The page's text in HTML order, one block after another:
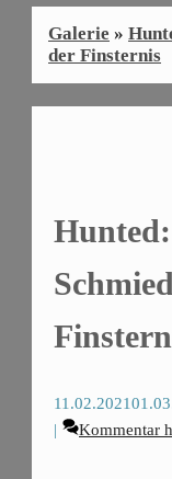
Galerie »
der Finsternis
11.02.2021
Kommentar